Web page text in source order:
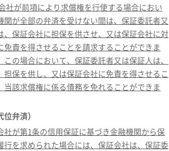
社が前項により求償権を行使する場合におい
関が全部の弁済を受けない間は、保証委託者又
、保証会社に担保を供させ、又は保証会社に対
免責を得させることを請求することができま
この場合において、保証委託者又は保証人は、
担保を供し、又は保証会社に免責を得させるこ
当該求償権に係る債務を免れることができま
弁済）
社が第1条の信用保証に基づき金融機関から保
行を求められた場合には、保証会社は、保証委